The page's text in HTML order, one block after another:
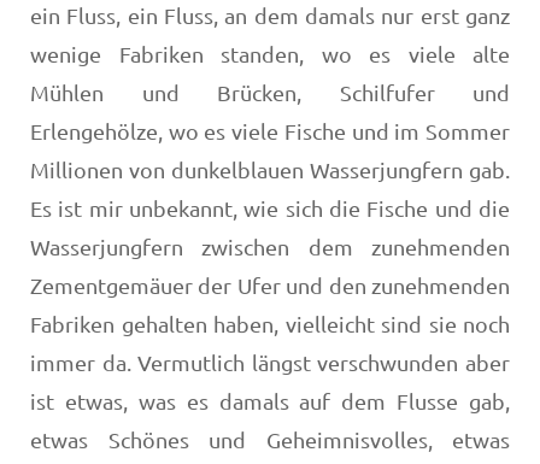
ein Fluss, ein Fluss, an dem damals nur erst ganz
wenige Fabriken standen, wo es viele alte
Mühlen und Brücken, Schilfufer und
Erlengehölze, wo es viele Fische und im Sommer
Mil­lionen von dunkelblauen Wasserjungfern gab.
Es ist mir unbekannt, wie sich die Fische und die
Wasserjungfern zwischen dem zunehmenden
Zementgemäuer der Ufer und den zunehmenden
Fabriken gehalten haben, vielleicht sind sie noch
immer da. Vermutlich längst verschwunden aber
ist etwas, was es damals auf dem Flusse gab,
etwas Schönes und Geheimnisvolles, etwas